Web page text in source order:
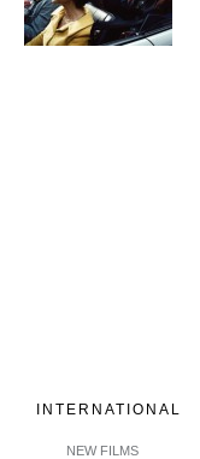
INTERNATIONAL
NEW FILMS